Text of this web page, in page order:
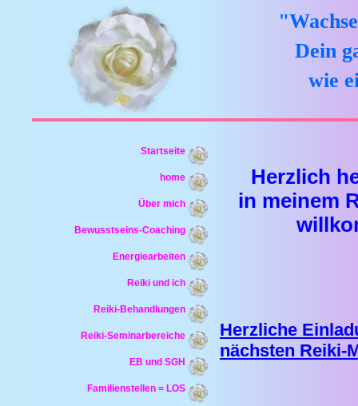
Dein
wie
Startseite
home
Über mich
Bewusstseins-Coaching
Energiearbeiten
Reiki und ich
Reiki-Behandlungen
Reiki-Seminarbereiche
EB und SGH
Familienstellen = LOS
Herzlich
in meinem
Herzliche
nächsten Reiki-